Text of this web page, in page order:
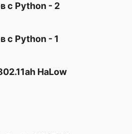
с Python - 2
с Python - 1
HaLow